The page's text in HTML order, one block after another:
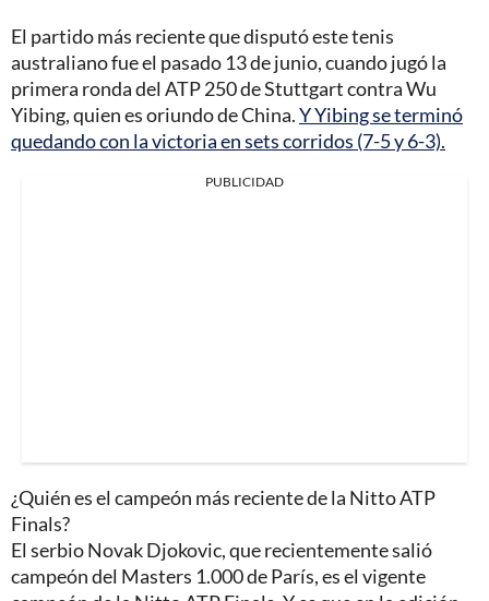
El partido más reciente que disputó este tenis
australiano fue el pasado 13 de junio, cuando jugó la
primera ronda del ATP 250 de Stuttgart contra Wu
Yibing, quien es oriundo de China.Y Yibing se terminó
quedando con la victoria en sets corridos (7-5 y 6-3).
PUBLICIDAD
¿Quién es el campeón más reciente de la Nitto ATP
Finals?
El serbio Novak Djokovic, que recientemente salió
campeón del Masters 1.000 de París, es el vigente